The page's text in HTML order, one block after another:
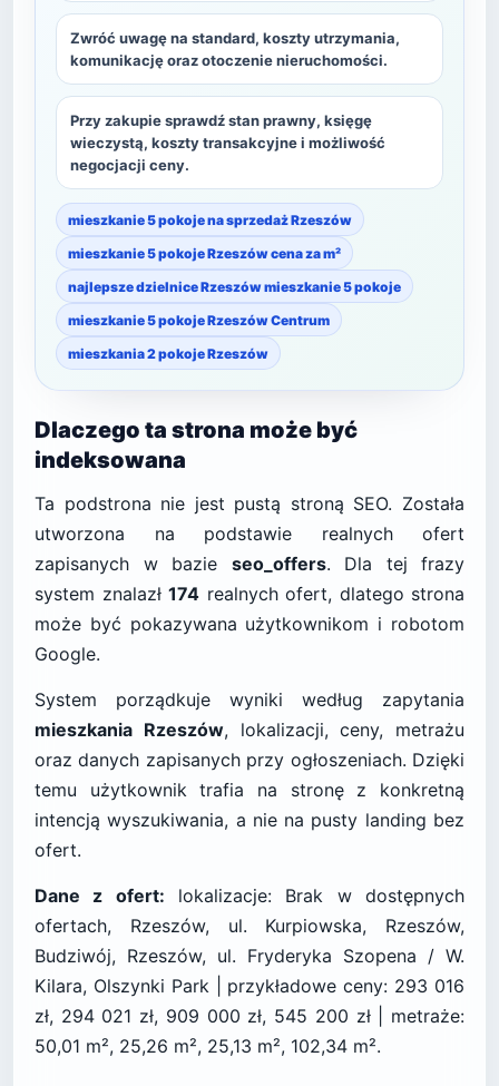
Zwróć uwagę na standard, koszty utrzymania,
komunikację oraz otoczenie nieruchomości.
Przy zakupie sprawdź stan prawny, księgę
wieczystą, koszty transakcyjne i możliwość
negocjacji ceny.
mieszkanie 5 pokoje na sprzedaż Rzeszów
mieszkanie 5 pokoje Rzeszów cena za m²
najlepsze dzielnice Rzeszów mieszkanie 5 pokoje
mieszkanie 5 pokoje Rzeszów Centrum
mieszkania 2 pokoje Rzeszów
Dlaczego ta strona może być
indeksowana
Ta podstrona nie jest pustą stroną SEO. Została
utworzona na podstawie realnych ofert
zapisanych w bazie seo_offers. Dla tej frazy
system znalazł 174 realnych ofert, dlatego strona
może być pokazywana użytkownikom i robotom
Google.
System porządkuje wyniki według zapytania
mieszkania Rzeszów, lokalizacji, ceny, metrażu
oraz danych zapisanych przy ogłoszeniach. Dzięki
temu użytkownik trafia na stronę z konkretną
intencją wyszukiwania, a nie na pusty landing bez
ofert.
Dane z ofert: lokalizacje: Brak w dostępnych
ofertach, Rzeszów, ul. Kurpiowska, Rzeszów,
Budziwój, Rzeszów, ul. Fryderyka Szopena / W.
Kilara, Olszynki Park | przykładowe ceny: 293 016
zł, 294 021 zł, 909 000 zł, 545 200 zł | metraże:
50,01 m², 25,26 m², 25,13 m², 102,34 m².